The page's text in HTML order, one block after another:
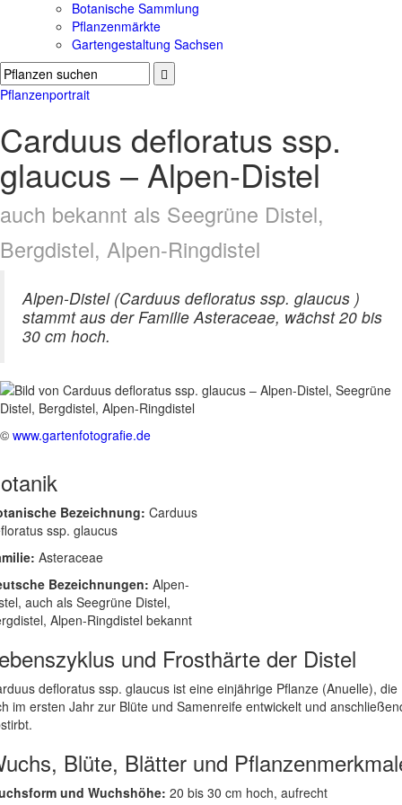
Botanische Sammlung
Pflanzenmärkte
Gartengestaltung Sachsen
Pflanzenportrait
Carduus defloratus ssp.
glaucus – Alpen-Distel
auch bekannt als Seegrüne Distel,
Bergdistel, Alpen-Ringdistel
Alpen-Distel (Carduus defloratus ssp. glaucus )
stammt aus der Familie Asteraceae, wächst 20 bis
30 cm hoch.
© www.gartenfotografie.de
Bezeichnung: Carduus
ssp. glaucus
Asteraceae
Bezeichnungen: Alpen-
auch als Seegrüne Distel,
Alpen-Ringdistel bekannt
und Frosthärte der Distel
defloratus ssp. glaucus ist eine einjährige Pflanze (Anuelle), die
im ersten Jahr zur Blüte und Samenreife entwickelt und
Blüte, Blätter und
und Wuchshöhe: 20 bis 30 cm hoch, aufrecht